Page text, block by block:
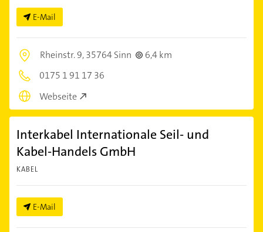
E-Mail
Rheinstr. 9,35764 Sinn
6,4 km
0175 1 91 17 36
Webseite
Interkabel Internationale Seil- und
Kabel-Handels GmbH
KABEL
E-Mail